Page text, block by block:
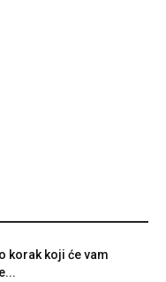
korak koji će vam